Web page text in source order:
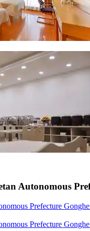
Autonomous
Prefecture
Prefecture